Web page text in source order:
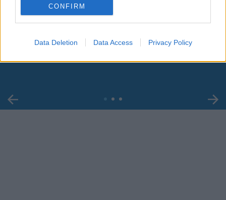
CONFIRM
Data Deletion Data Access Privacy Policy
00:00
Leonardo Maria Del Vecchio dall'ex compagna